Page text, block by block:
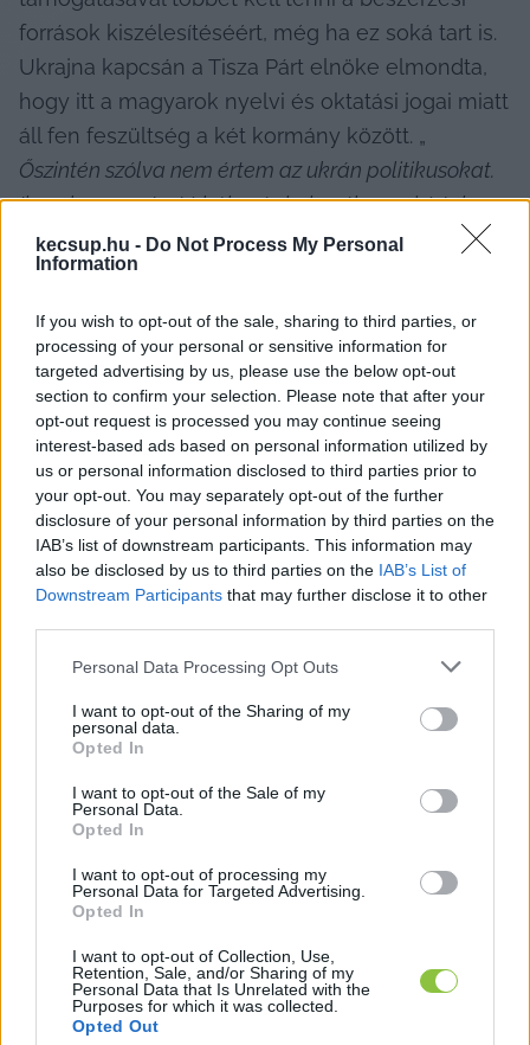
kecsup.hu - Do Not Process My Personal
Information
If you wish to opt-out of the sale, sharing to third parties, or
processing of your personal or sensitive information for
targeted advertising by us, please use the below opt-out
section to confirm your selection. Please note that after your
opt-out request is processed you may continue seeing
interest-based ads based on personal information utilized by
us or personal information disclosed to third parties prior to
your opt-out. You may separately opt-out of the further
disclosure of your personal information by third parties on the
IAB’s list of downstream participants. This information may
also be disclosed by us to third parties on the IAB’s List of
Downstream Participants that may further disclose it to other
Please note that this website/app uses one or more Google
not limited to your visit or usage behaviour. You may click to
grant or deny consent to Google and its third-party tags to
use your data for below specified purposes in below Google
consent section.
Personal Data Processing Opt Outs
I want to opt-out of the Sharing of my
personal data.
Opted In
I want to opt-out of the Sale of my
Personal Data.
Opted In
I want to opt-out of processing my
Personal Data for Targeted Advertising.
Opted In
I want to opt-out of Collection, Use,
Retention, Sale, and/or Sharing of my
Personal Data that Is Unrelated with the
Purposes for which it was collected.
Opted Out
források kiszélesítéséért, még ha ez soká tart is.
Ukrajna kapcsán a Tisza Párt elnöke elmondta,
hogy itt a magyarok nyelvi és oktatási jogai miatt
áll fen feszültség a két kormány között. „
Őszintén szólva nem értem az ukrán politikusokat.
Ilyen hosszan tartó háborús helyzetben mi értelme
van idegesíteni a szomszédokat a magyar
kisebbségre gyakorolt nyomással, a nyelvi jogaik
fontos, hogy jó legyen a kapcsolat a szomszéddal.
Ezért szerintem a labda most az ukrán térfélen van
” – fejtette ki Magyar Péter a lengyel lapnak.
Szerinte ez a kényes helyzet az oka annak is,
hogy nem szállítottunk fegyvert Ukrajnának.
Kérdésre válaszolva üzent Marcin Romanowski
volt miniszterhelyettesnek is, aki súlyos
Budapesten : „minél közelebb kerülnek a magyar
választások, annál jobban igyekezzen új országot
találni, ahol elbújhat. Nemzetközi szerződések
Hozzáfűzte még Magyar: „Orbán Viktor
miniszterelnök döntött a menedékjog
megadásáról, és ez nem történhet meg egy